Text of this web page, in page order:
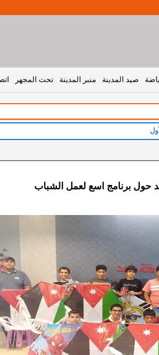
صيد المدينة منبر المدينة تحت المجهر
حول برنامج اسع لعمل الشباب